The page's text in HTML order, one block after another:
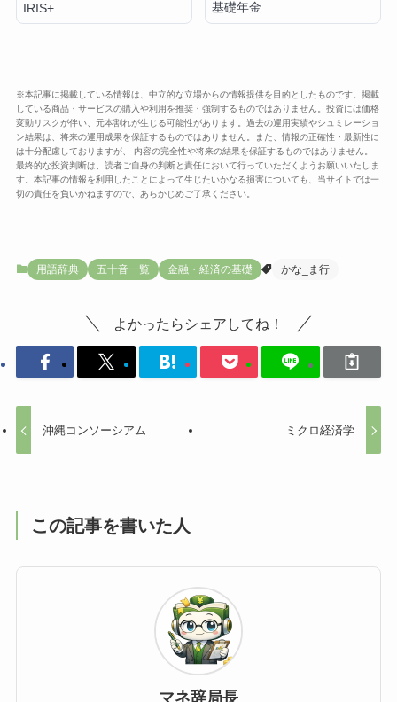
IRIS+ 基礎年金
※本記事に掲載している情報は、中立的な立場からの情報提供を目的としたものです。掲載
している商品・サービスの購入や利用を推奨・強制するものではありません。投資には価格
変動リスクが伴い、元本割れが生じる可能性があります。過去の運用実績やシュミレーショ
ン結果は、将来の運用成果を保証するものではありません。また、情報の正確性・最新性に
は十分配慮しておりますが、 内容の完全性や将来の結果を保証するものではありません。
最終的な投資判断は、読者ご自身の判断と責任において行っていただくようお願いいたしま
す。本記事の情報を利用したことによって生じたいかなる損害についても、当サイトでは一
切の責任を負いかねますので、あらかじめご了承ください。
用語辞典 五十音一覧 金融・経済の基礎 かな_ま行
よかったらシェアしてね！
沖縄コンソーシアム ミクロ経済学
この記事を書いた人
マネ辞局長